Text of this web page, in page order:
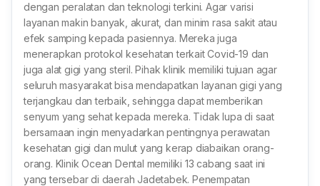
dengan peralatan dan teknologi terkini. Agar varisi
layanan makin banyak, akurat, dan minim rasa sakit atau
efek samping kepada pasiennya. Mereka juga
menerapkan protokol kesehatan terkait Covid-19 dan
juga alat gigi yang steril. Pihak klinik memiliki tujuan agar
seluruh masyarakat bisa mendapatkan layanan gigi yang
terjangkau dan terbaik, sehingga dapat memberikan
senyum yang sehat kepada mereka. Tidak lupa di saat
bersamaan ingin menyadarkan pentingnya perawatan
kesehatan gigi dan mulut yang kerap diabaikan orang-
orang. Klinik Ocean Dental memiliki 13 cabang saat ini
yang tersebar di daerah Jadetabek. Penempatan